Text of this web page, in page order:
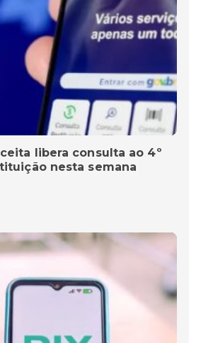
libera consulta ao 4º
nesta semana